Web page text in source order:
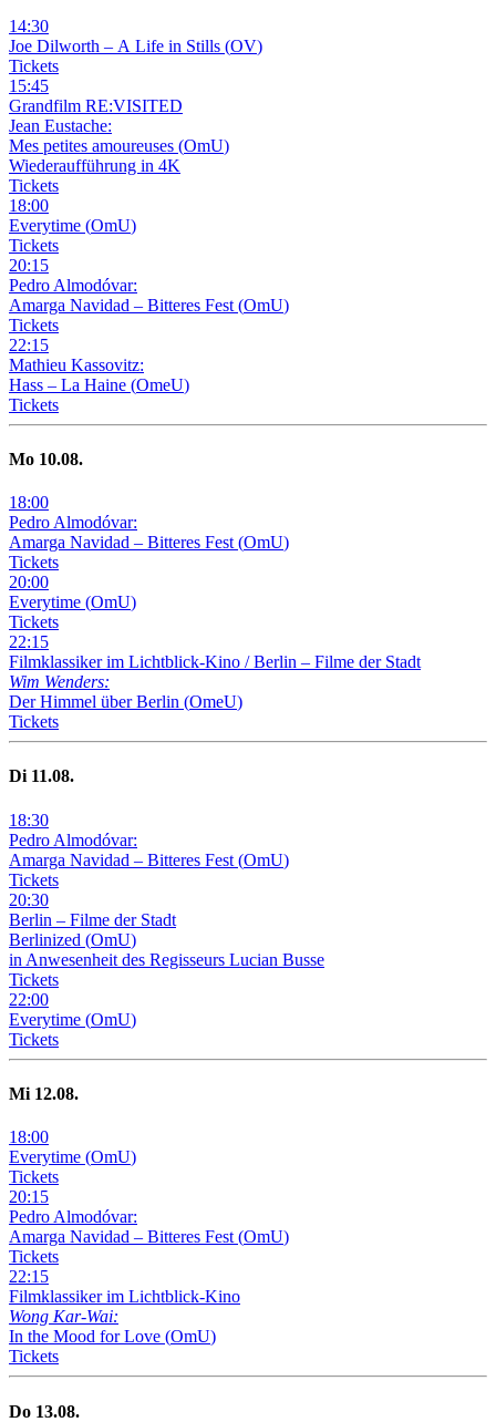
14:30
Joe Dilworth – A Life in Stills (OV)
Tickets
15:45
Grandfilm RE:VISITED
Jean Eustache:
Mes petites amoureuses (OmU)
Wiederaufführung in 4K
Tickets
18:00
Everytime (OmU)
Tickets
20:15
Pedro Almodóvar:
Amarga Navidad – Bitteres Fest (OmU)
Tickets
22:15
Mathieu Kassovitz:
Hass – La Haine (OmeU)
Tickets
Mo 10.08.
18:00
Pedro Almodóvar:
Amarga Navidad – Bitteres Fest (OmU)
Tickets
20:00
Everytime (OmU)
Tickets
22:15
Filmklassiker im Lichtblick-Kino /Berlin – Filme der Stadt
Wim Wenders:
Der Himmel über Berlin (OmeU)
Tickets
Di 11.08.
18:30
Pedro Almodóvar:
Amarga Navidad – Bitteres Fest (OmU)
Tickets
20:30
Berlin – Filme der Stadt
Berlinized (OmU)
in Anwesenheit des Regisseurs Lucian Busse
Tickets
22:00
Everytime (OmU)
Tickets
Mi 12.08.
18:00
Everytime (OmU)
Tickets
20:15
Pedro Almodóvar:
Amarga Navidad – Bitteres Fest (OmU)
Tickets
22:15
Filmklassiker im Lichtblick-Kino
Wong Kar-Wai:
In the Mood for Love (OmU)
Tickets
Do 13.08.